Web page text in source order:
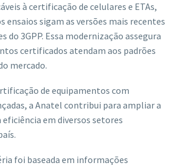
à certificação de celulares e ETAs,
ensaios sigam as versões mais recentes
do 3GPP. Essa modernização assegura
certificados atendam aos padrões
mercado.
de equipamentos com
a Anatel contribui para ampliar a
eficiência em diversos setores
foi baseada em informações